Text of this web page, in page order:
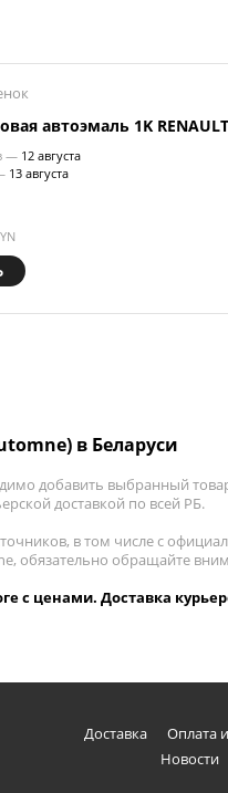
автоэмаль 1K
— 12 августа
13 августа
в Беларуси
добавить выбранный
доставкой по всей РБ.
в том числе с
обязательно обращайте
с ценами. Доставка
Доставка Оплата
Новости